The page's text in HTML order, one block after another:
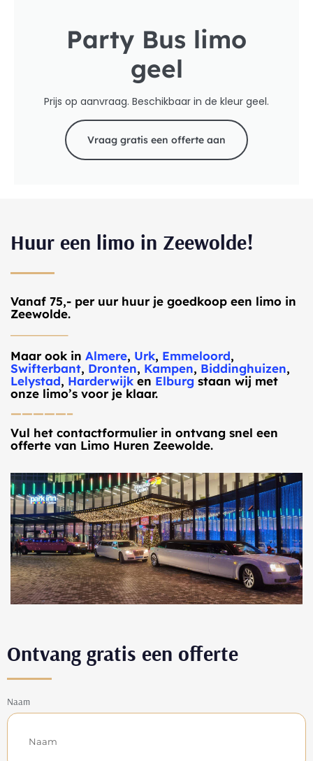
Party Bus limo
geel
Prijs op aanvraag. Beschikbaar in de kleur geel.
Vraag gratis een offerte aan
Huur een limo in Zeewolde!
Vanaf 75,- per uur huur je goedkoop een limo in
Zeewolde.
—————–
Maar ook in Almere, Urk, Emmeloord,
Swifterbant, Dronten, Kampen, Biddinghuizen,
Lelystad, Harderwijk en Elburg staan wij met
onze limo’s voor je klaar.
—————–
Vul het contactformulier in ontvang snel een
offerte van Limo Huren Zeewolde.
Ontvang gratis een offerte
Naam